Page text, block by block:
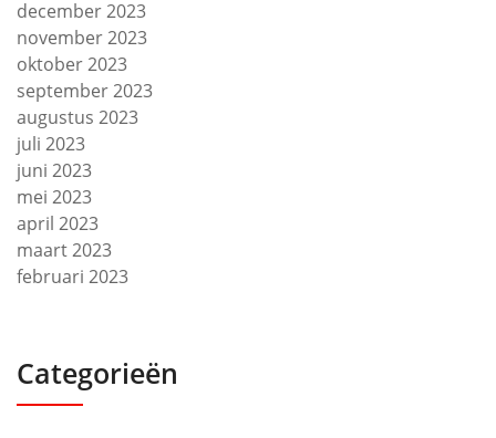
december 2023
november 2023
oktober 2023
september 2023
augustus 2023
juli 2023
juni 2023
mei 2023
april 2023
maart 2023
februari 2023
Categorieën